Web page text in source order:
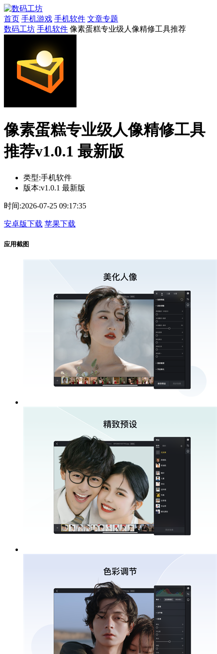
首页 手机游戏 手机软件 文章专题
数码工坊 手机软件 像素蛋糕专业级人像精修工具推荐
像素蛋糕专业级人像精修工具
推荐v1.0.1 最新版
类型:手机软件
版本:v1.0.1 最新版
时间:2026-07-25 09:17:35
安卓版下载 苹果下载
应用截图